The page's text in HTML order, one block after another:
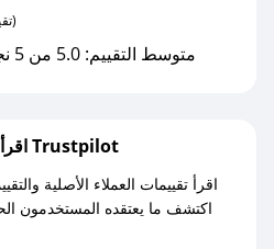
(0 تقييمات)
متوسط التقييم: 5.0 من 5 نجوم بواسطة 0 مستخدمين
اقرأ تقييمات واراء العملاء على Trustpilot
اقرأ تقييمات العملاء الأصلية
اكتشف ما يعتقده المستخدمون